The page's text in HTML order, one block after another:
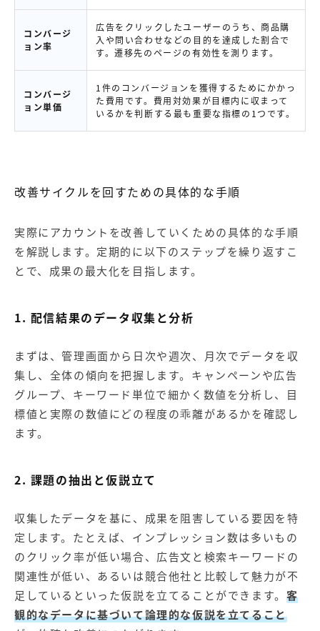
コンバージ
ョン率
広告をクリックしたユーザーのうち、商品購
入や問い合わせなどの目的を達成した割合で
す。遷移先のページの有効性を測ります。
コンバージ
ョン単価
1件のコンバージョンを獲得するためにかかっ
た費用です。費用対効果が目標内に収まって
いるかを判断する最も重要な指標の1つです。
改善サイクルを回すための具体的な手順
実際にアカウントを改善していくための具体的な手順
を解説します。定期的に以下のステップを繰り返すこ
とで、成果の最大化を目指します。
1. 配信結果のデータ収集と分析
まずは、管理画面から日次や週次、月次でデータを収
集し、全体の傾向を把握します。キャンペーンや広告
グループ、キーワード単位で細かく数値を分析し、目
標値と実際の数値にどの程度の乖離があるかを確認し
ます。
2. 課題の抽出と仮説立て
収集したデータを基に、成果を阻害している要因を特
定します。たとえば、インプレッション数は多いもの
のクリック率が低い場合、広告文と検索キーワードの
関連性が低い、あるいは競合他社と比較して魅力が不
足しているといった仮説を立てることができます。 客
観的なデータに基づいて論理的な仮説を立てること